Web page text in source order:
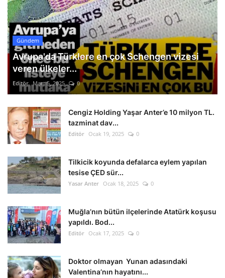
Gündem
Avrupa'da Türklere en çok Schengen vizesi
veren ülkeler...
Editör Mart 5, 2025 0
Cengiz Holding Yaşar Anter’e 10 milyon TL.
tazminat dav...
Editör Ocak 19, 2025 0
Tilkicik koyunda defalarca eylem yapılan
tesise ÇED sür...
Yasar Anter Ocak 18, 2025 0
Muğla’nın bütün ilçelerinde Atatürk koşusu
yapıldı. Bod...
Editör Ocak 17, 2025 0
Doktor olmayan Yunan adasındaki
Valentina’nın hayatını...